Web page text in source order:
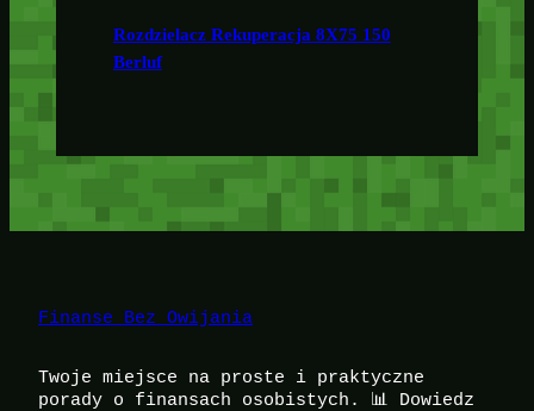
Rozdzielacz Rekuperacja 8X75 150
Berluf
Finanse Bez Owijania
Twoje miejsce na proste i praktyczne
porady o finansach osobistych. 📊 Dowiedz